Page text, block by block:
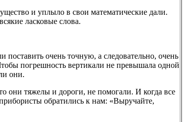
и уплыло в свои математические дали.
ласковые слова.
очень точную, а следовательно, очень
погрешность вертикали не превышала одной
они.
они тяжелы и дороги, не помогали. И когда все
обратились к нам: «Выручайте,